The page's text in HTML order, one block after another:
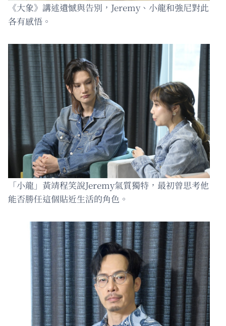
《大象》講述遺憾與告別，Jeremy、小龍和強尼對此
各有感悟。
「小龍」黃靖程笑說Jeremy氣質獨特，最初曾思考他
能否勝任這個貼近生活的角色。